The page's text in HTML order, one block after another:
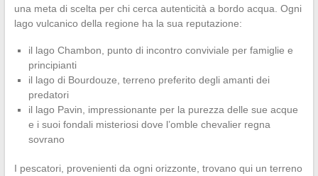
una meta di scelta per chi cerca autenticità a bordo acqua. Ogni
lago vulcanico della regione ha la sua reputazione:
il lago Chambon, punto di incontro conviviale per famiglie e
principianti
il lago di Bourdouze, terreno preferito degli amanti dei
predatori
il lago Pavin, impressionante per la purezza delle sue acque
e i suoi fondali misteriosi dove l’omble chevalier regna
sovrano
I pescatori, provenienti da ogni orizzonte, trovano qui un terreno